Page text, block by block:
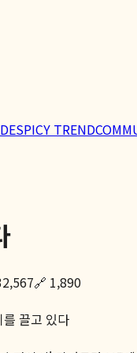
SPICY TREND
🔗 1,890
끌고 있다